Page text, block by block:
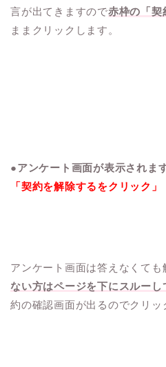
言が出てきますので赤枠の「契
ままクリックします。
●アンケート画面が表示されま
「契約を解除するをクリック」
アンケート画面は答えなくても
ない方はページを下にスルーし
約の確認画面が出るのでクリッ